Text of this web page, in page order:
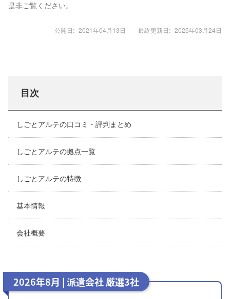
是非ご覧ください。
公開日: 2021年04月13日 最終更新日: 2025年03月24日
目次
しごとアルテの口コミ・評判まとめ
しごとアルテの拠点一覧
しごとアルテの特徴
基本情報
会社概要
2026年8月 | 派遣会社 厳選3社